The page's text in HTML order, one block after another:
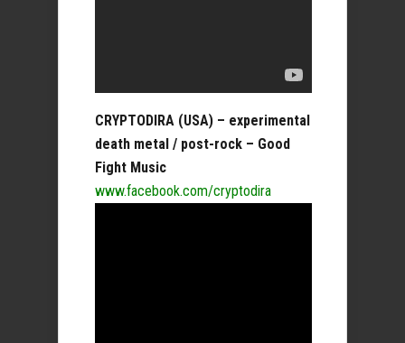
CRYPTODIRA (USA) – experimental
death metal / post-rock – Good
Fight Music
www.facebook.com/cryptodira